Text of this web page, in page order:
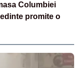
Columbiei
promite o